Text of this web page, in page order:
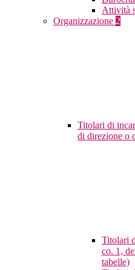
Attività
Organizzazione 2
Titolari di
di direzione o
Titolari
co. 1,
tabelle)